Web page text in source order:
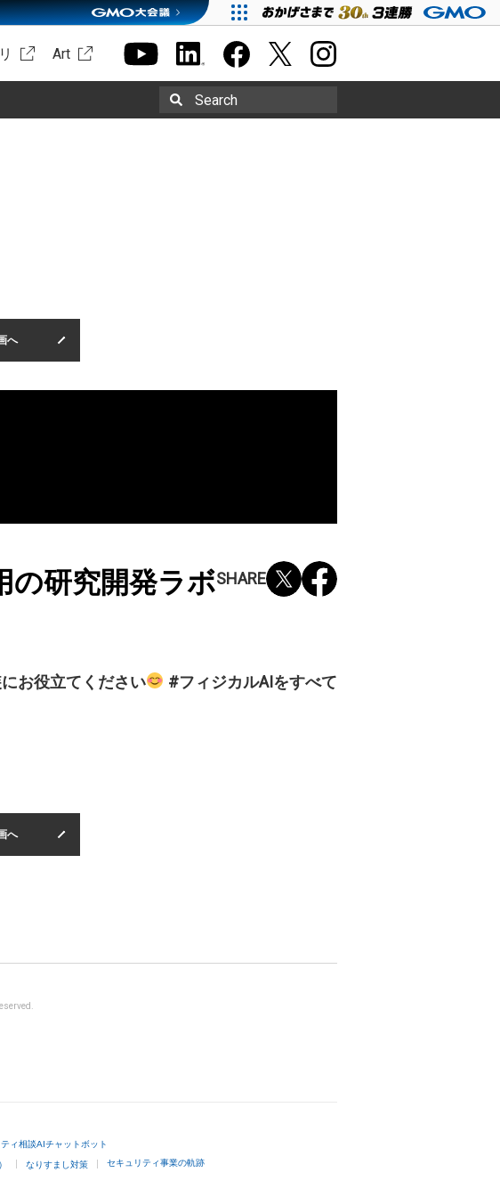
Art
Search
へ
の研究開発ラボSHARE
お役立てください
#フィジカルAIをすべて
へ
ィ相談AIチャットボット
なりすまし対策 セキュリティ事業の軌跡